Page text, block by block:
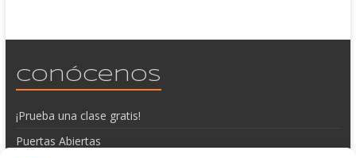
Conócenos
¡Prueba una clase gratis!
Puertas Abiertas